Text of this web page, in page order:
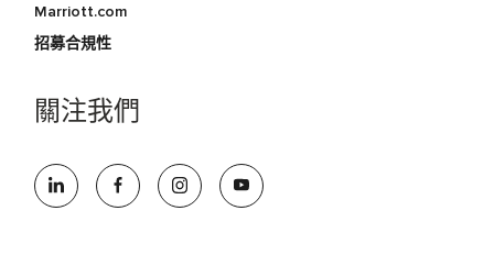
Marriott.com
招募合規性
關注我們